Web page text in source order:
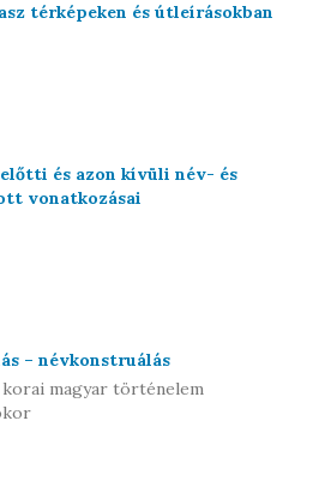
térképeken és útleírásokban
és azon kívüli név- és
vonatkozásai
– névkonstruálás
magyar történelem